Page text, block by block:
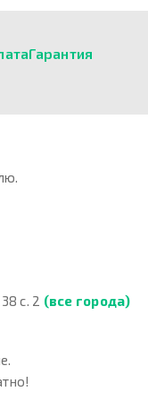
Гарантия
с. 2 (все города)